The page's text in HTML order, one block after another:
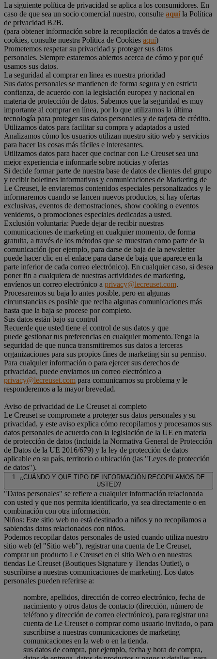
La siguiente política de privacidad se aplica a los consumidores. En
caso de que sea un socio comercial nuestro, consulte aquíla Política
de privacidad B2B.
(para obtener información sobre la recopilación de datos a través de
cookies, consulte nuestra Política de Cookies aquí)
Prometemos respetar su privacidad y proteger sus datos
personales. Siempre estaremos abiertos acerca de cómo y por qué
usamos sus datos.
La seguridad al comprar en línea es nuestra prioridad
Sus datos personales se mantienen de forma segura y en estricta
confianza, de acuerdo con la legislación europea y nacional en
materia de protección de datos. Sabemos que la seguridad es muy
importante al comprar en línea, por lo que utilizamos la última
tecnología para proteger sus datos personales y de tarjeta de crédito.
Utilizamos datos para facilitar su compra y adaptados a usted
Analizamos cómo los usuarios utilizan nuestro sitio web y servicios
para hacer las cosas más fáciles e interesantes.
Utilizamos datos para hacer que cocinar con Le Creuset sea una
mejor experiencia e informarle sobre noticias y ofertas
Si decide formar parte de nuestra base de datos de clientes del grupo
y recibir boletines informativos y comunicaciones de Marketing de
Le Creuset, le enviaremos contenidos especiales personalizados y le
informaremos cuando se lancen nuevos productos, si hay ofertas
exclusivas, eventos de demostraciones, show cooking o eventos
venideros, o promociones especiales dedicadas a usted.
Exclusión voluntaria: Puede dejar de recibir nuestras
comunicaciones de marketing en cualquier momento, de forma
gratuita, a través de los métodos que se muestran como parte de la
comunicación (por ejemplo, para darse de baja de la newsletter
puede hacer clic en el enlace para darse de baja que aparece en la
parte inferior de cada correo electrónico). En cualquier caso, si desea
poner fin a cualquiera de nuestras actividades de marketing,
envíenos un correo electrónico a privacy@lecreuset.com.
Procesaremos su baja lo antes posible, pero en algunas
circunstancias es posible que reciba algunas comunicaciones más
hasta que la baja se procese por completo.
Sus datos están bajo su control
Recuerde que usted tiene el control de sus datos y que
puede gestionar tus preferencias en cualquier momento.Tenga la
seguridad de que nunca transmitiremos sus datos a terceras
organizaciones para sus propios fines de marketing sin su permiso.
Para cualquier información o para ejercer sus derechos de
privacidad, puede enviarnos un correo electrónico a
privacy@lecreuset.com para comunicarnos su problema y le
responderemos a la mayor brevedad.
Aviso de privacidad de Le Creuset al completo
Le Creuset se compromete a proteger sus datos personales y su
privacidad, y este aviso explica cómo recopilamos y procesamos sus
datos personales de acuerdo con la legislación de la UE en materia
de protección de datos (incluida la Normativa General de Protección
de Datos de la UE 2016/679) y la ley de protección de datos
aplicable en su país, territorio o ubicación (las "Leyes de protección
de datos").
1. ¿CUÁNDO Y QUE TIPO DE INFORMACIÓN RECOPILAMOS DE
USTED?
"Datos personales" se refiere a cualquier información relacionada
con usted y que nos permita identificarlo, ya sea directamente o en
combinación con otra información.
Niños: Este sitio web no está destinado a niños y no recopilamos a
sabiendas datos relacionados con niños.
Podemos recopilar datos personales de usted cuando utiliza nuestro
sitio web (el "Sitio web"), registrar una cuenta de Le Creuset,
comprar un producto Le Creuset en el sitio Web o en nuestras
tiendas Le Creuset (Boutiques Signature y Tiendas Outlet), o
suscribirse a nuestras comunicaciones de marketing. Los datos
personales pueden referirse a:
nombre, apellidos, dirección de correo electrónico, fecha de
nacimiento y otros datos de contacto (dirección, número de
teléfono y dirección de correo electrónico), para registrar una
cuenta de Le Creuset o comprar como usuario invitado, o para
suscribirse a nuestras comunicaciones de marketing
comunicaciones en la web o en la tienda.
sus datos de compra, por ejemplo, fecha y hora de compra,